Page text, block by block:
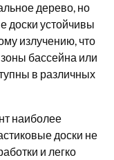
дерево, но
доски устойчивы
излучению, что
бассейна или
в различных
наиболее
доски не
и легко